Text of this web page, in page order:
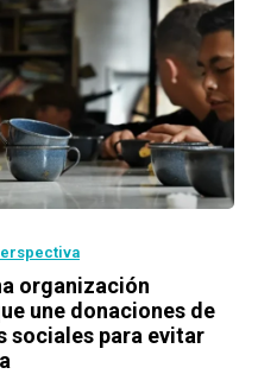
organización
une donaciones de
sociales para evitar